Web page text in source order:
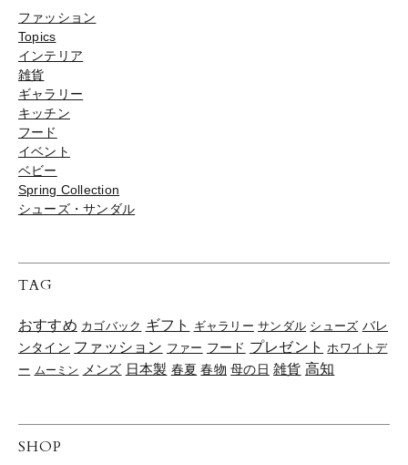
ファッション
Topics
インテリア
雑貨
ギャラリー
キッチン
フード
イベント
ベビー
Spring Collection
シューズ・サンダル
TAG
おすすめ カゴバック ギフト ギャラリー サンダル シューズ バレ
ンタイン ファッション ファー フード プレゼント ホワイトデ
ー ムーミン メンズ 日本製 春夏 春物 母の日 雑貨 高知
SHOP